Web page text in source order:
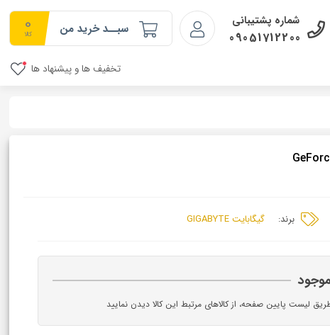
شماره پشتیبانی
09051712200 سبــد خرید من 0
کالا
تخفیف ها و پیشنهاد ها
برند: گیگابایت GIGABYTE
لیست پایین صفحه، از کالاهای مرتبط این کالا دیدن نمایید